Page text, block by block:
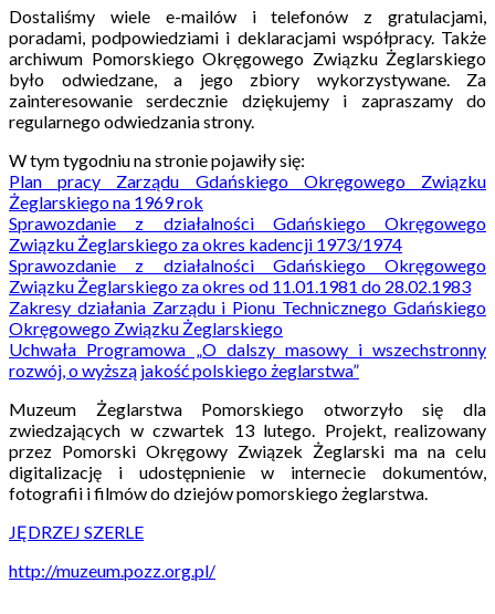
Dostaliśmy wiele e-mailów i telefonów z gratulacjami,
poradami, podpowiedziami i deklaracjami współpracy. Także
archiwum Pomorskiego Okręgowego Związku Żeglarskiego
było odwiedzane, a jego zbiory wykorzystywane. Za
zainteresowanie serdecznie dziękujemy i zapraszamy do
regularnego odwiedzania strony.
W tym tygodniu na stronie pojawiły się:
Plan pracy Zarządu Gdańskiego Okręgowego Związku
Żeglarskiego na 1969 rok
Sprawozdanie z działalności Gdańskiego Okręgowego
Związku Żeglarskiego za okres kadencji 1973/1974
Sprawozdanie z działalności Gdańskiego Okręgowego
Związku Żeglarskiego za okres od 11.01.1981 do 28.02.1983
Zakresy działania Zarządu i Pionu Technicznego Gdańskiego
Okręgowego Związku Żeglarskiego
Uchwała Programowa „O dalszy masowy i wszechstronny
rozwój, o wyższą jakość polskiego żeglarstwa”
Muzeum Żeglarstwa Pomorskiego otworzyło się dla
zwiedzających w czwartek 13 lutego. Projekt, realizowany
przez Pomorski Okręgowy Związek Żeglarski ma na celu
digitalizację i udostępnienie w internecie dokumentów,
fotografii i filmów do dziejów pomorskiego żeglarstwa.
JĘDRZEJ SZERLE
http://muzeum.pozz.org.pl/